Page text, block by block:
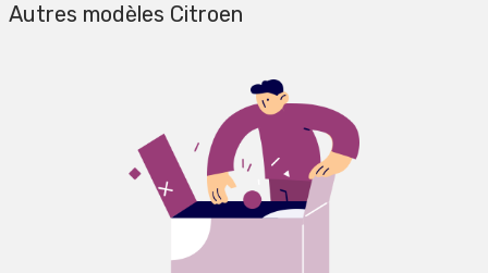
Autres modèles Citroen